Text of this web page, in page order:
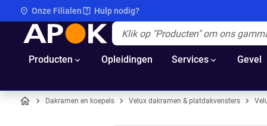
Onze Filialen Hulp nodig?
APOK
Producten Opleidingen Services Gevel
Dakramen en koepels Velux dakramen & platdakvensters